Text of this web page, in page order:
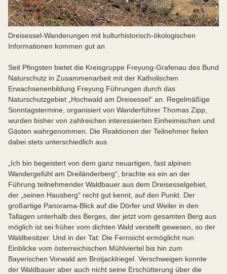
Dreisessel-Wanderungen mit kulturhistorisch-ökologischen
Informationen kommen gut an
Seit Pfingsten bietet die Kreisgruppe Freyung-Grafenau des Bund
Naturschutz in Zusammenarbeit mit der Katholischen
Erwachsenenbildung Freyung Führungen durch das
Naturschutzgebiet „Hochwald am Dreisessel“ an. Regelmäßige
Sonntagstermine, organisiert von Wanderführer Thomas Zipp,
wurden bisher von zahlreichen interessierten Einheimischen und
Gästen wahrgenommen. Die Reaktionen der Teilnehmer fielen
dabei stets unterschiedlich aus.
„Ich bin begeistert von dem ganz neuartigen, fast alpinen
Wandergefühl am Dreiländerberg“, brachte es ein an der
Führung teilnehmender Waldbauer aus dem Dreisesselgebiet,
der „seinen Hausberg“ recht gut kennt, auf den Punkt. Der
großartige Panorama-Blick auf die Dörfer und Weiler in den
Tallagen unterhalb des Berges, der jetzt vom gesamten Berg aus
möglich ist sei früher vom dichten Wald verstellt gewesen, so der
Waldbesitzer. Und in der Tat: Die Fernsicht ermöglicht nun
Einblicke vom österreichischen Mühlviertel bis hin zum
Bayerischen Vorwald am Brotjacklriegel. Verschweigen konnte
der Waldbauer aber auch nicht seine Erschütterung über die